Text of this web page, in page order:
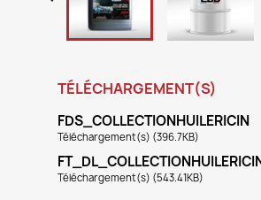
TÉLÉCHARGEMENT(S)
FDS_COLLECTIONHUILERICIN
Téléchargement(s) (396.7KB)
Téléchargement(s) (543.41KB)